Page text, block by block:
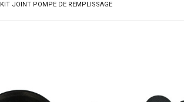
KIT JOINT POMPE DE REMPLISSAGE